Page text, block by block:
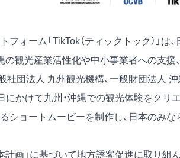
ォーム「TikTok（ティックトック）」は
縄の観光産業活性化や中小事業者への支
社団法人 九州観光機構、一般財団法人
にかけて九州・沖縄での観光体験をク
ショートムービーを制作し、日本のみな
計画」に基づいて地方誘客促進に取り組